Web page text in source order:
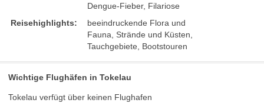
Dengue-Fieber, Filariose
Reisehighlights:
beeindruckende Flora und
Fauna, Strände und Küsten,
Tauchgebiete, Bootstouren
Wichtige Flughäfen in Tokelau
Tokelau verfügt über keinen Flughafen